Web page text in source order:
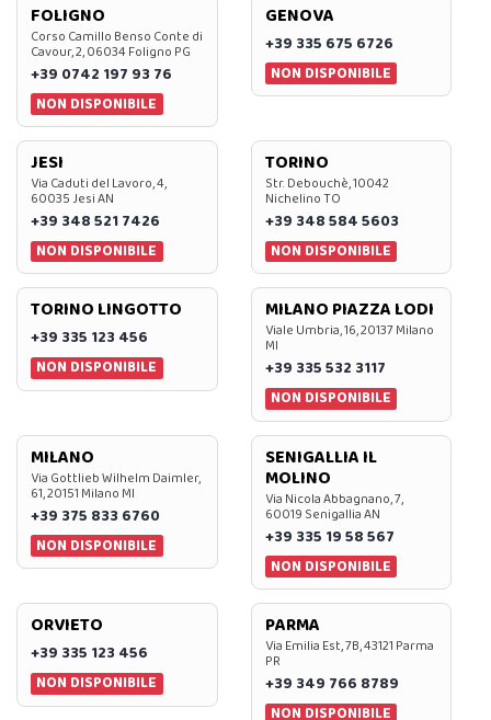
FOLIGNO
Corso Camillo Benso Conte di
Cavour, 2, 06034 Foligno PG
+39 0742 197 93 76
NON DISPONIBILE
GENOVA
+39 335 675 6726
NON DISPONIBILE
JESI
Via Caduti del Lavoro, 4,
60035 Jesi AN
+39 348 521 7426
NON DISPONIBILE
TORINO
Str. Debouchè, 10042
Nichelino TO
+39 348 584 5603
NON DISPONIBILE
TORINO LINGOTTO
+39 335 123 456
NON DISPONIBILE
MILANO PIAZZA LODI
Viale Umbria, 16, 20137 Milano
MI
+39 335 532 3117
NON DISPONIBILE
MILANO
Via Gottlieb Wilhelm Daimler,
61, 20151 Milano MI
+39 375 833 6760
NON DISPONIBILE
SENIGALLIA IL
MOLINO
Via Nicola Abbagnano, 7,
60019 Senigallia AN
+39 335 19 58 567
NON DISPONIBILE
ORVIETO
+39 335 123 456
NON DISPONIBILE
PARMA
Via Emilia Est, 7B, 43121 Parma
PR
+39 349 766 8789
NON DISPONIBILE